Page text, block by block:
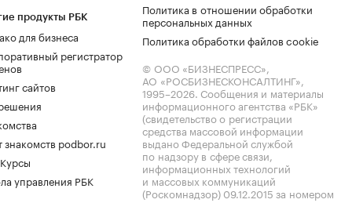
продукты РБК
для бизнеса
регистратор
сайтов
знакомств podbor.ru
управления РБК
Политика в отношении обработки
персональных данных
Политика обработки файлов cookie
© ООО «БИЗНЕСПРЕСС»,
АО «РОСБИЗНЕСКОНСАЛТИНГ»,
1995–2026. Сообщения и материалы
информационного агентства «РБК»
(свидетельство о регистрации
средства массовой информации
выдано Федеральной службой
по надзору в сфере связи,
информационных технологий
и массовых коммуникаций
(Роскомнадзор) 09.12.2015 за номером